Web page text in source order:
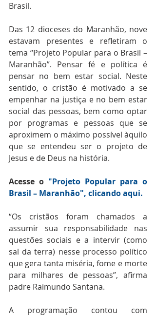
Brasil.
Das 12 dioceses do Maranhão, nove
estavam presentes e refletiram o
tema “Projeto Popular para o Brasil –
Maranhão”. Pensar fé e política é
pensar no bem estar social. Neste
sentido, o cristão é motivado a se
empenhar na justiça e no bem estar
social das pessoas, bem como optar
por programas e pessoas que se
aproximem o máximo possível àquilo
que se entendeu ser o projeto de
Jesus e de Deus na história.
Acesse o "Projeto Popular para o
Brasil – Maranhão", clicando aqui.
“Os cristãos foram chamados a
assumir sua responsabilidade nas
questões sociais e a intervir (como
sal da terra) nesse processo político
que gera tanta miséria, fome e morte
para milhares de pessoas”, afirma
padre Raimundo Santana.
A programação contou com